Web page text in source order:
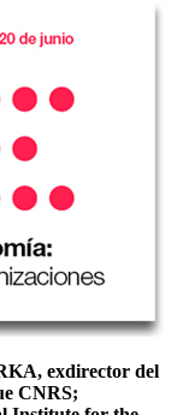
exdirector del
CNRS;